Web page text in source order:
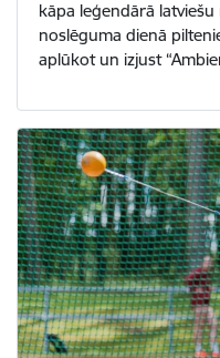
kāpa leģendārā
noslēguma dienā
aplūkot un izjust